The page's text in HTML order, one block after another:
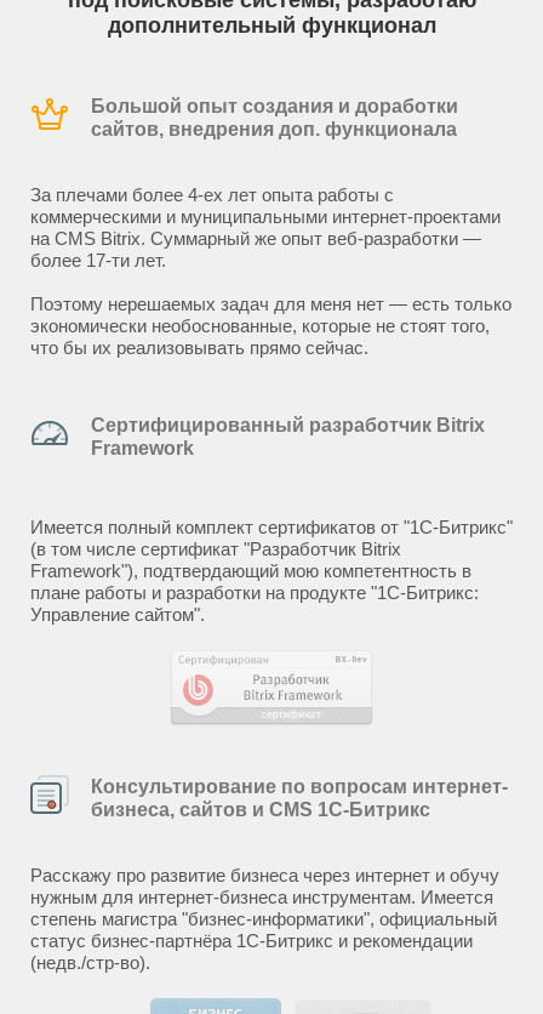
дополнительный функционал
Большой опыт создания и доработки
сайтов, внедрения доп. функционала
За плечами более 4-ех лет опыта работы с
коммерческими и муниципальными интернет-проектами
на CMS Bitrix. Суммарный же опыт веб-разработки —
более 17-ти лет.
Поэтому нерешаемых задач для меня нет — есть только
экономически необоснованные, которые не стоят того,
что бы их реализовывать прямо сейчас.
Сертифицированный разработчик Bitrix
Framework
Имеется полный комплект сертификатов от "1С-Битрикс"
(в том числе сертификат "Разработчик Bitrix
Framework"), подтвердающий мою компетентность в
плане работы и разработки на продукте "1С-Битрикс:
Управление сайтом".
Консультирование по вопросам интернет-
бизнеса, сайтов и CMS 1С-Битрикс
Расскажу про развитие бизнеса через интернет и обучу
нужным для интернет-бизнеса инструментам. Имеется
степень магистра "бизнес-информатики", официальный
статус бизнес-партнёра 1С-Битрикс и рекомендации
(недв./стр-во).